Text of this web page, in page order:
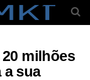
milhões
a sua